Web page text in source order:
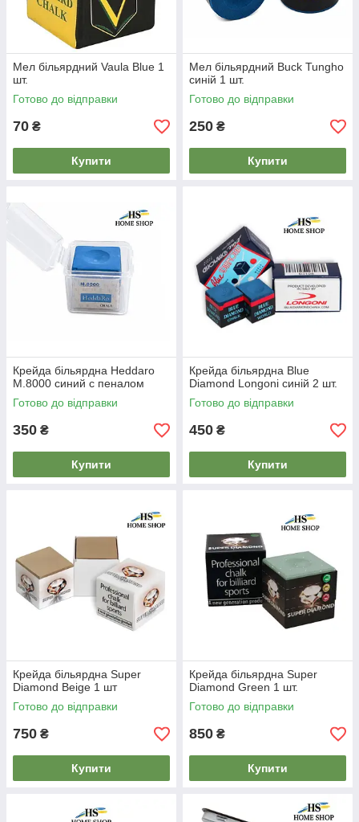
Мел більярдний Vaula Blue 1
шт.
Готово до відправки
70 ₴
Купити
Мел більярдний Buck Tungho
синій 1 шт.
Готово до відправки
250 ₴
Купити
Крейда більярдна Heddaro
M.8000 синий с пеналом
Готово до відправки
350 ₴
Купити
Крейда більярдна Blue
Diamond Longoni синій 2 шт.
Готово до відправки
450 ₴
Купити
Крейда більярдна Super
Diamond Beige 1 шт
Готово до відправки
750 ₴
Купити
Крейда більярдна Super
Diamond Green 1 шт.
Готово до відправки
850 ₴
Купити